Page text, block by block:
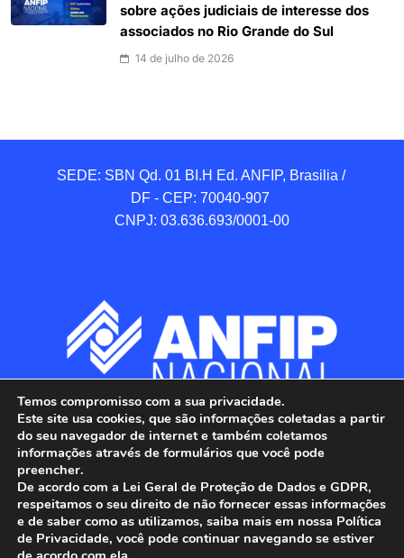
sobre ações judiciais de interesse dos
associados no Rio Grande do Sul
14 de julho de 2026
SEDE: SBN Qd. 01 BI.H Ed. ANFIP, Brasilia /
DF - CEP: 70040-907
CNPJ: 03.636.693/0001-00
ANFIP - Associação Nacional dos Auditores
Temos compromisso com a sua privacidade.
Este site usa cookies, que são informações coletadas a partir
do seu navegador de internet e também coletamos
informações através de formulários que você pode
preencher.
De acordo com a Lei Geral de Proteção de Dados e GDPR,
respeitamos o seu direito de não fornecer essas informações
e de saber como as utilizamos, saiba mais em nossa Política
de Privacidade, você pode continuar navegando se estiver